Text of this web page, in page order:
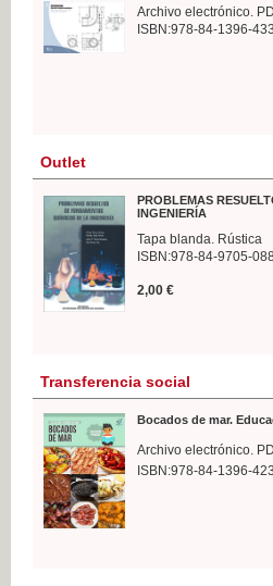
Archivo electrónico.
ISBN:978-84-1396-
Outlet
PROBLEMAS
INGENIERÍA
Tapa blanda. Rústica
ISBN:978-84-9705-
2,00 €
Transferencia social
Bocados de mar.
Archivo electrónico.
ISBN:978-84-1396-